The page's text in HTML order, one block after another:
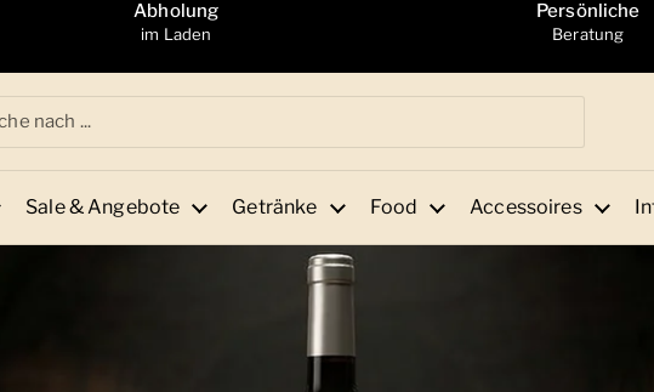
Abholung
im Laden
Persönliche
Beratung
Sale & Angebote Getränke Food Accessoires